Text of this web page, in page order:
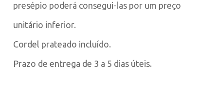
presépio poderá consegui-las por um preço
unitário inferior.
Cordel prateado incluído.
Prazo de entrega de 3 a 5 dias úteis.